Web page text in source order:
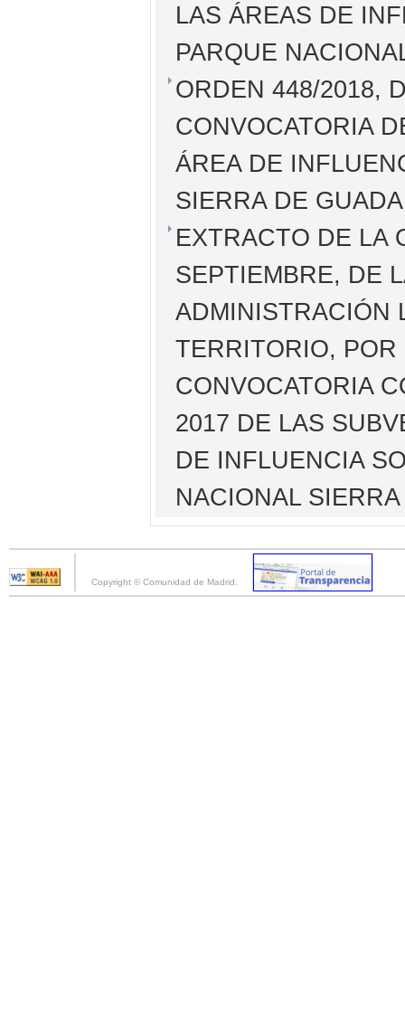
LAS ÁREAS DE
PARQUE
ORDEN 448/2018,
CONVOCATORIA
ÁREA DE
SIERRA DE
EXTRACTO DE LA
SEPTIEMBRE, DE
ADMINISTRACIÓN
TERRITORIO, POR
CONVOCATORIA
2017 DE LAS
DE INFLUENCIA
NACIONAL
Copyright © Comunidad de Madrid.